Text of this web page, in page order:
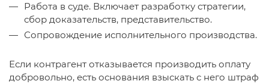
Работа в суде. Включает разработку стратегии,
сбор доказательств, представительство.
Сопровождение исполнительного производства.
Если контрагент отказывается производить оплату
добровольно, есть основания взыскать с него штраф